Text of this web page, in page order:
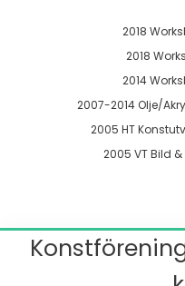
2018
2018
2014
2007-2014 Olje/
2005 HT
2005 VT Bild